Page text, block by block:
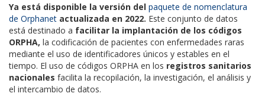
Ya está disponible la versión del paquete de nomenclatura
de Orphanet actualizada en 2022. Este conjunto de datos
está destinado a facilitar la implantación de los códigos
ORPHA, la codificación de pacientes con enfermedades raras
mediante el uso de identificadores únicos y estables en el
tiempo. El uso de códigos ORPHA en los registros sanitarios
nacionales facilita la recopilación, la investigación, el análisis y
el intercambio de datos.